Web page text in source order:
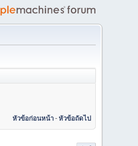
หัวข้อก่อนหน้า-หัวข้อถัดไป